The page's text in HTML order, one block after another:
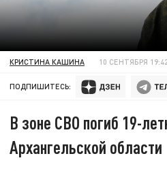
КРИСТИНА КАШИНА 10 СЕНТЯБРЯ
ПОДПИШИТЕСЬ:
В зоне СВО погиб 19-
Архангельской области